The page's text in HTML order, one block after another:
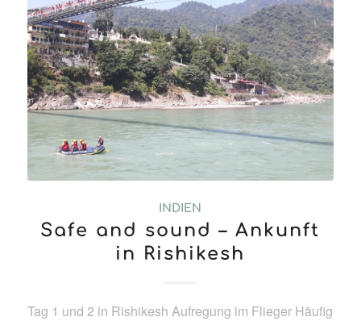
INDIEN
Safe and sound – Ankunft
in Rishikesh
Tag 1 und 2 in Rishikesh Aufregung im Flieger Häufig